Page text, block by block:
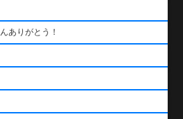
ありがとう！